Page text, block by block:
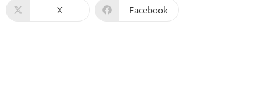
X Facebook